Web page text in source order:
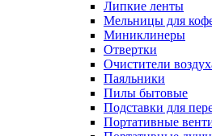
Липкие ленты
Мельницы для
Миниклинеры
Отвертки
Очистители
Паяльники
Пилы бытовые
Подставки для
Портативные